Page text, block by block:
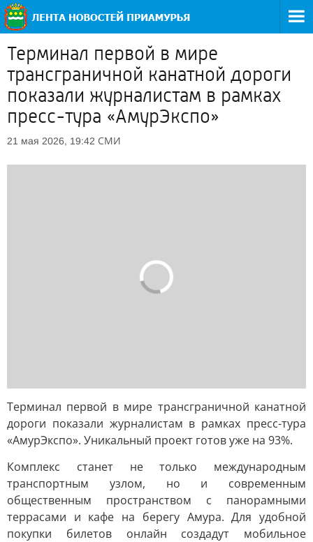
Терминал первой в мире
трансграничной канатной дороги
показали журналистам в рамках
пресс-тура «АмурЭкспо»
21 мая 2026, 19:42 СМИ
Терминал первой в мире трансграничной канатной
дороги показали журналистам в рамках пресс-тура
«АмурЭкспо». Уникальный проект готов уже на 93%.
Комплекс станет не только международным
транспортным узлом, но и современным
общественным пространством с панорамными
террасами и кафе на берегу Амура. Для удобной
покупки билетов онлайн создадут мобильное